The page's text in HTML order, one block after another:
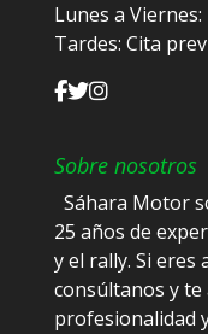
Lunes a Viernes:
Tardes: Cita
Sobre nosotros
Sáhara Motor
25 años de
y el rally. Si eres
consúltanos y te
profesionalidad